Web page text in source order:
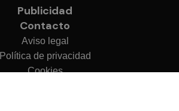
Publicidad
Contacto
Aviso legal
Política de privacidad
Cookies